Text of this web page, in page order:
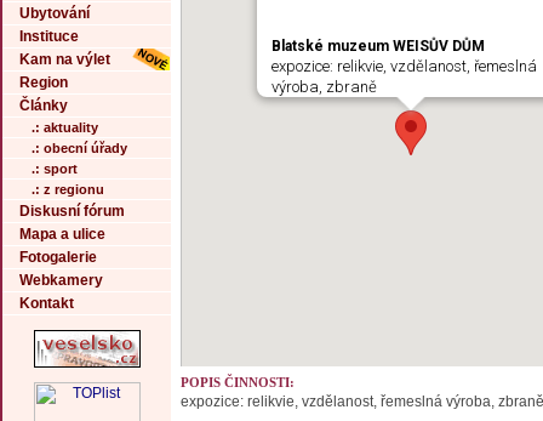
Ubytování
Instituce
Kam na výlet
Region
Články
.: aktuality
.: obecní úřady
.: sport
.: z regionu
Diskusní fórum
Mapa a ulice
Fotogalerie
Webkamery
Kontakt
Blatské muzeum WEISŮV DŮM
expozice: relikvie, vzdělanost, řemeslná
výroba, zbraně
POPIS ČINNOSTI:
expozice: relikvie, vzdělanost, řemeslná výroba, zbraně